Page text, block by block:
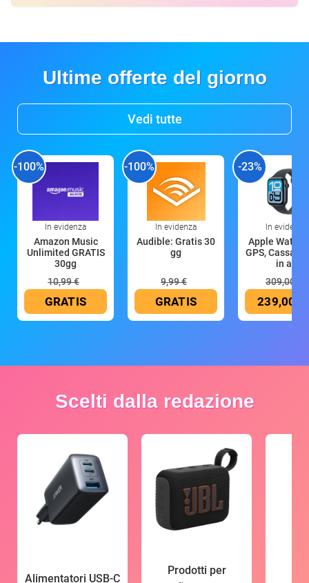
Ultime offerte del giorno
Vedi tutte
-100%
In evidenza
Amazon Music
Unlimited GRATIS
30gg
10,99 €
GRATIS
-100%
In evidenza
Audible: Gratis 30
gg
9,99 €
GRATIS
-23%
In evidenza
Apple Watch
GPS, Cassa
in all
309,00 €
239,00 €
Scelti dalla redazione
Alimentatori USB-C
Prodotti per